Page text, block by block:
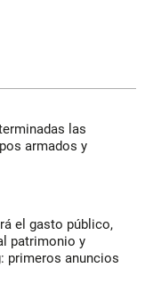
las
armados y
el gasto público,
patrimonio y
primeros anuncios